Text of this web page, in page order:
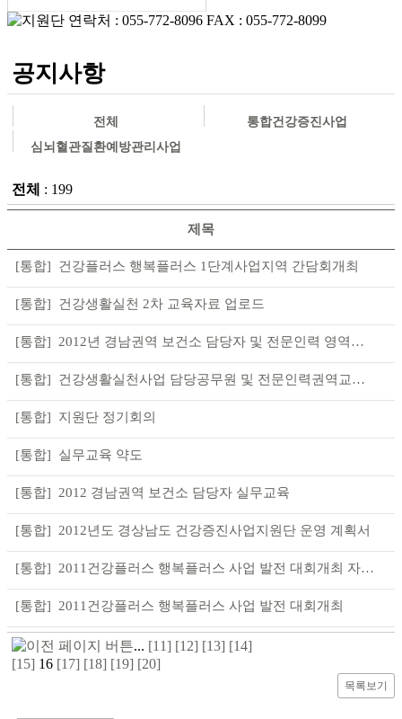
공지사항
전체
통합건강증진사업
심뇌혈관질환예방관리사업
전체 : 199
제목
건강플러스 행복플러스 1단계사업지역 간담회개최
건강생활실천 2차 교육자료 업로드
2012년 경남권역 보건소 담당자 및 전문인력 영역별 실무교육
건강생활실천사업 담당공무원 및 전문인력권역교육과정 운영
지원단 정기회의
실무교육 약도
2012 경남권역 보건소 담당자 실무교육
2012년도 경상남도 건강증진사업지원단 운영 계획서
2011건강플러스 행복플러스 사업 발전 대회개최 자료 업로드 공지
2011건강플러스 행복플러스 사업 발전 대회개최
... [11] [12] [13] [14]
[15] 16 [17] [18] [19] [20]
목록보기